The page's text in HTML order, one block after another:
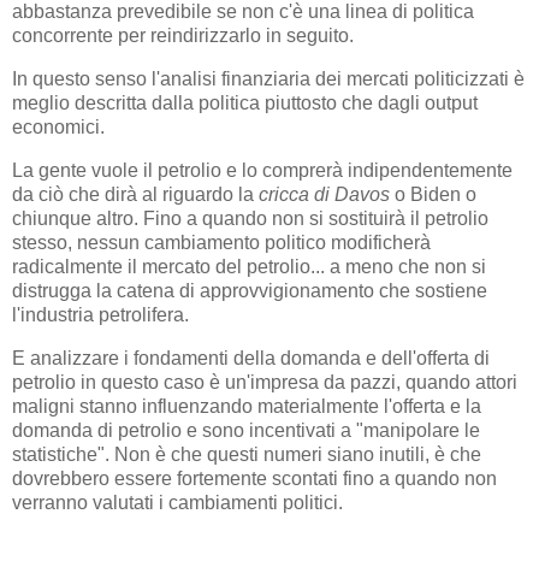
abbastanza prevedibile se non c'è una linea di politica
concorrente per reindirizzarlo in seguito.
In questo senso l'analisi finanziaria dei mercati politicizzati è
meglio descritta dalla politica piuttosto che dagli output
economici.
La gente vuole il petrolio e lo comprerà indipendentemente
da ciò che dirà al riguardo la cricca di Davos o Biden o
chiunque altro. Fino a quando non si sostituirà il petrolio
stesso, nessun cambiamento politico modificherà
radicalmente il mercato del petrolio... a meno che non si
distrugga la catena di approvvigionamento che sostiene
l'industria petrolifera.
E analizzare i fondamenti della domanda e dell'offerta di
petrolio in questo caso è un'impresa da pazzi, quando attori
maligni stanno influenzando materialmente l'offerta e la
domanda di petrolio e sono incentivati ​​a "manipolare le
statistiche". Non è che questi numeri siano inutili, è che
dovrebbero essere fortemente scontati fino a quando non
verranno valutati i cambiamenti politici.